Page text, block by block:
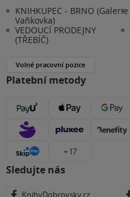
KNIHKUPEC - BRNO (Galerie
Vaňkovka)
VEDOUCÍ PRODEJNY
(TŘEBÍČ)
Volné pracovní pozice
Platební metody
+ 17
Sledujte nás
KnihyDobrovsky.cz